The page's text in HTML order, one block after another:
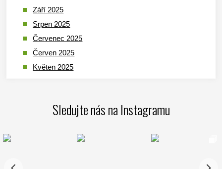
Září 2025
Srpen 2025
Červenec 2025
Červen 2025
Květen 2025
Leden 2025
Listopad 2024
Sledujte nás na Instagramu